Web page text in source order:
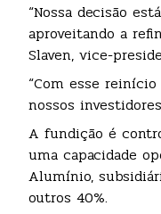
“Nossa decisão
aproveitando a
Slaven, vice-
“Com esse
nossos
A fundição é
uma capacidade
Alumínio,
outros 40%.